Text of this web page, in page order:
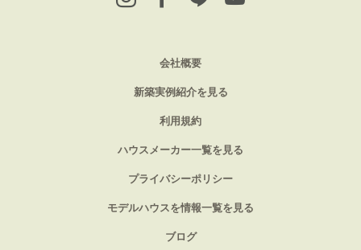
会社概要
新築実例紹介を見る
利用規約
ハウスメーカー一覧を見る
プライバシーポリシー
モデルハウスを情報一覧を見る
ブログ